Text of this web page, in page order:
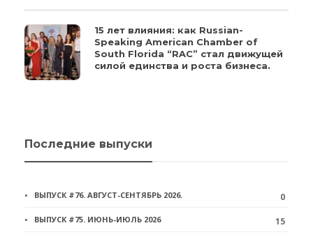
15 лет влияния: как Russian-
Speaking American Chamber of
South Florida “RAC” стал движущей
силой единства и роста бизнеса.
Последние выпуски
ВЫПУСК #76. АВГУСТ-СЕНТЯБРЬ 2026. 0
ВЫПУСК #75. ИЮНЬ-ИЮЛЬ 2026 15